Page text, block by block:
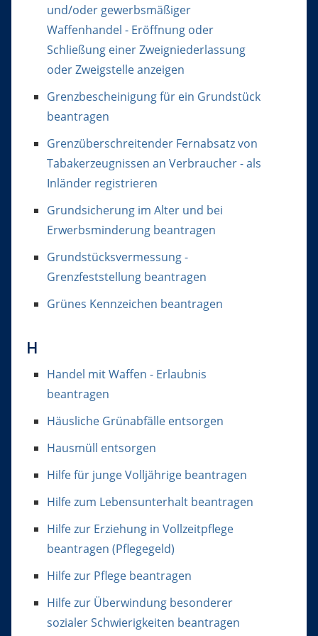
und/oder gewerbsmäßiger
Waffenhandel - Eröffnung oder
Schließung einer Zweigniederlassung
oder Zweigstelle anzeigen
Grenzbescheinigung für ein Grundstück
beantragen
Grenzüberschreitender Fernabsatz von
Tabakerzeugnissen an Verbraucher - als
Inländer registrieren
Grundsicherung im Alter und bei
Erwerbsminderung beantragen
Grundstücksvermessung -
Grenzfeststellung beantragen
Grünes Kennzeichen beantragen
H
Handel mit Waffen - Erlaubnis
beantragen
Häusliche Grünabfälle entsorgen
Hausmüll entsorgen
Hilfe für junge Volljährige beantragen
Hilfe zum Lebensunterhalt beantragen
Hilfe zur Erziehung in Vollzeitpflege
beantragen (Pflegegeld)
Hilfe zur Pflege beantragen
Hilfe zur Überwindung besonderer
sozialer Schwierigkeiten beantragen